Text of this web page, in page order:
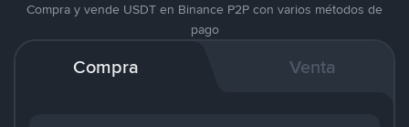
Compra y vende USDT en Binance P2P con varios métodos de
pago
Compra Venta